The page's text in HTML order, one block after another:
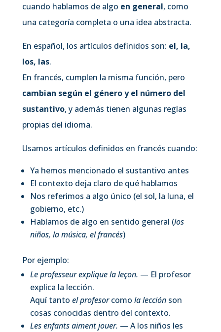
cuando hablamos de algo en general, como
una categoría completa o una idea abstracta.
En español, los artículos definidos son: el, la,
los, las.
En francés, cumplen la misma función, pero
cambian según el género y el número del
sustantivo, y además tienen algunas reglas
propias del idioma.
Usamos artículos definidos en francés cuando:
Ya hemos mencionado el sustantivo antes
El contexto deja claro de qué hablamos
Nos referimos a algo único (el sol, la luna, el
gobierno, etc.)
Hablamos de algo en sentido general (los
niños, la música, el francés)
Por ejemplo:
Le professeur explique la leçon. — El profesor
explica la lección.
Aquí tanto el profesorcomo la lecciónson
cosas conocidas dentro del contexto.
Les enfants aiment jouer. — A los niños les